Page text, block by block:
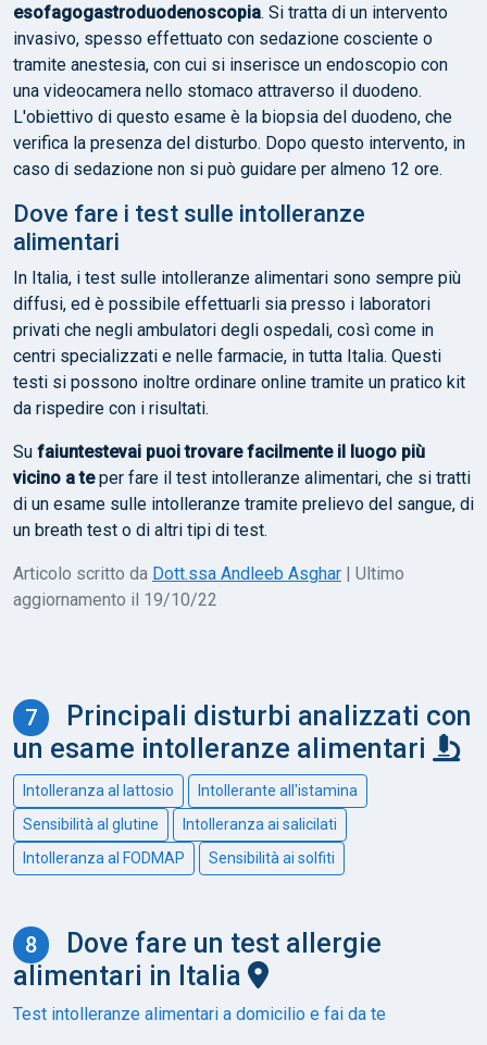
esofagogastroduodenoscopia. Si tratta di un intervento
invasivo, spesso effettuato con sedazione cosciente o
tramite anestesia, con cui si inserisce un endoscopio con
una videocamera nello stomaco attraverso il duodeno.
L'obiettivo di questo esame è la biopsia del duodeno, che
verifica la presenza del disturbo. Dopo questo intervento, in
caso di sedazione non si può guidare per almeno 12 ore.
Dove fare i test sulle intolleranze
alimentari
In Italia, i test sulle intolleranze alimentari sono sempre più
diffusi, ed è possibile effettuarli sia presso i laboratori
privati che negli ambulatori degli ospedali, così come in
centri specializzati e nelle farmacie, in tutta Italia. Questi
testi si possono inoltre ordinare online tramite un pratico kit
da rispedire con i risultati.
Su faiuntestevai puoi trovare facilmente il luogo più
vicino a teper fare il test intolleranze alimentari, che si tratti
di un esame sulle intolleranze tramite prelievo del sangue, di
un breath test o di altri tipi di test.
Articolo scritto da Dott.ssa Andleeb Asghar | Ultimo
aggiornamento il 19/10/22
Principali disturbi analizzati con
un esame intolleranze alimentari
Intolleranza al lattosio
Intollerante all'istamina
Sensibilità al glutine
Intolleranza ai salicilati
Intolleranza al FODMAP
Sensibilità ai solfiti
Dove fare un test allergie
alimentari in Italia
Test intolleranze alimentari a domicilio e fai da te